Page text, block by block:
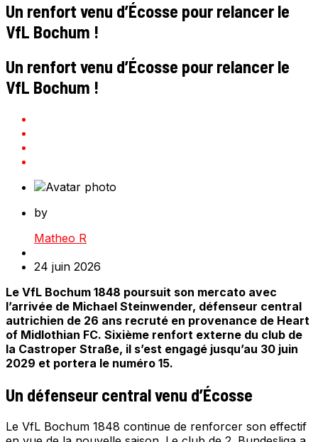
Un renfort venu d’Écosse pour relancer le
VfL Bochum !
Un renfort venu d’Écosse pour relancer le
VfL Bochum !
by
Matheo R
24 juin 2026
Le VfL Bochum 1848 poursuit son mercato avec
l’arrivée de Michael Steinwender, défenseur central
autrichien de 26 ans recruté en provenance de Heart
of Midlothian FC. Sixième renfort externe du club de
la Castroper Straße, il s’est engagé jusqu’au 30 juin
2029 et portera le numéro 15.
Un défenseur central venu d’Écosse
Le VfL Bochum 1848 continue de renforcer son effectif